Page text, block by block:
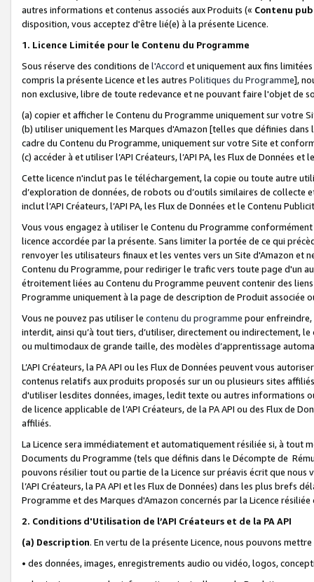
autres informations et contenus associés aux Produits (« Contenu
disposition, vous acceptez d'être lié(e) à la présente Licence.
1. Licence Limitée pour le Contenu du Programme
Sous réserve des conditions de l'Accord et uniquement aux fins
compris la présente Licence et les autres Politiques du Programme],
non exclusive, libre de toute redevance et ne pouvant faire l'objet de
(a) copier et afficher le Contenu du Programme uniquement sur votre
(b) utiliser uniquement les Marques d'Amazon [telles que définies dans
cadre du Contenu du Programme, uniquement sur votre Site et
(c) accéder à et utiliser l’API Créateurs, l’API PA, les Flux de Données
Cette licence n'inclut pas le téléchargement, la copie ou toute autre
d’exploration de données, de robots ou d’outils similaires de
inclut l’API Créateurs, l’API PA, les Flux de Données et le Contenu
Vous vous engagez à utiliser le Contenu du Programme
licence accordée par la présente. Sans limiter la portée de ce qui
renvoyer les utilisateurs finaux et les ventes vers un Site d'Amazon et
Contenu du Programme, pour rediriger le trafic vers toute page d'un
étroitement liées au Contenu du Programme peuvent contenir des
Programme uniquement à la page de description de Produit associée
Vous ne pouvez pas utiliser le contenu du programme pour
interdit, ainsi qu’à tout tiers, d’utiliser, directement ou indirectement,
ou multimodaux de grande taille, des modèles d’apprentissage
L’API Créateurs, la PA API ou les Flux de Données peuvent vous
contenus relatifs aux produits proposés sur un ou plusieurs sites
d'utiliser lesdites données, images, ledit texte ou autres informations
de licence applicable de l’API Créateurs, de la PA API ou des Flux de
affiliés.
La Licence sera immédiatement et automatiquement résiliée si, à
Documents du Programme (tels que définis dans le Décompte de
pouvons résilier tout ou partie de la Licence sur préavis écrit que
l’API Créateurs, la PA API et les Flux de Données) dans les plus
Programme et des Marques d'Amazon concernés par la Licence
2. Conditions d'Utilisation de l’API Créateurs et de la PA API
(a) Description. En vertu de la présente Licence, nous pouvons
• des données, images, enregistrements audio ou vidéo, logos,